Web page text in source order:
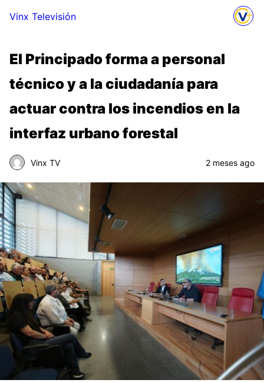
Vinx Televisión
El Principado forma a personal
técnico y a la ciudadanía para
actuar contra los incendios en la
interfaz urbano forestal
Vinx TV 2 meses ago